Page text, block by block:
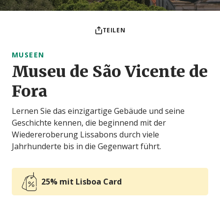
TEILEN
MUSEEN
Museu de São Vicente de
Fora
Lernen Sie das einzigartige Gebäude und seine
Geschichte kennen, die beginnend mit der
Wiedereroberung Lissabons durch viele
Jahrhunderte bis in die Gegenwart führt.
25% mit Lisboa Card